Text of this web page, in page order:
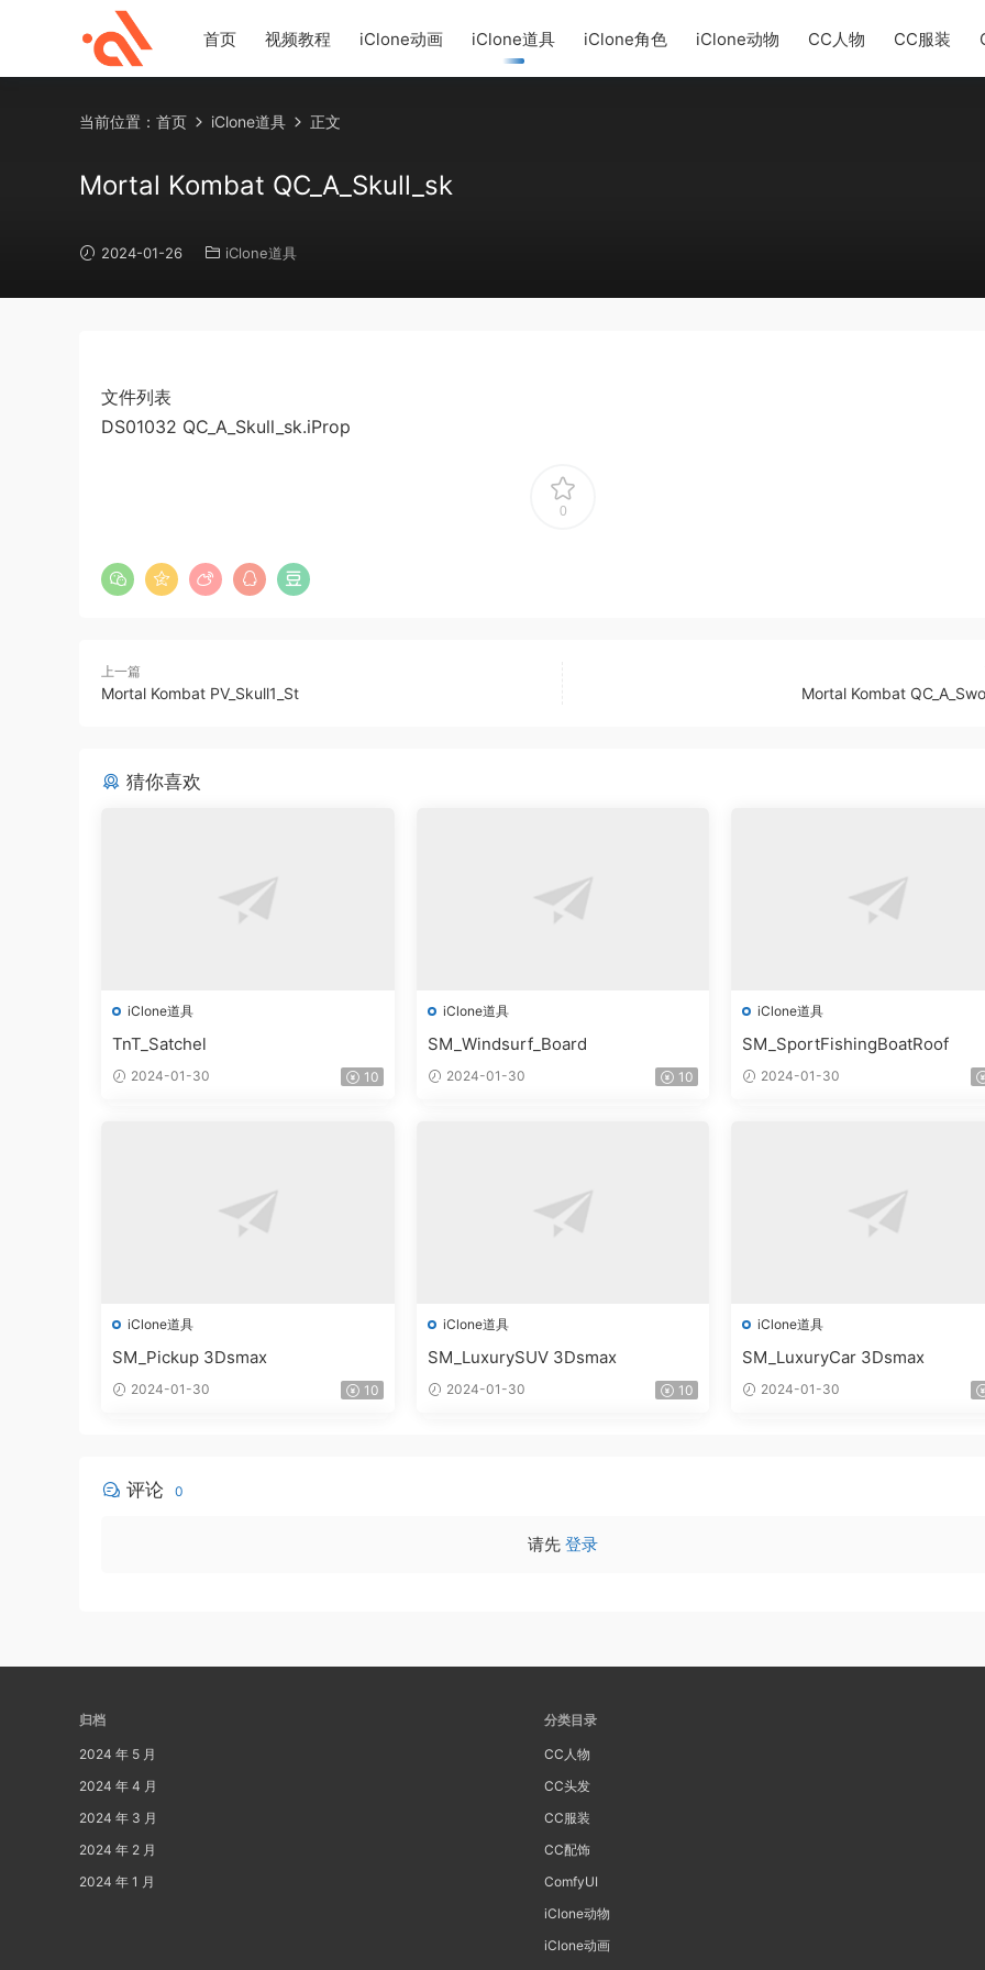
首页 视频教程 iClone动画 iClone道具 iClone角色 iClone动物 CC人物 CC服装
当前位置： 首页 iClone道具 正文
Mortal Kombat QC_A_Skull_sk
2024-01-26 iClone道具
文件列表
DS01032 QC_A_Skull_sk.iProp
0
上一篇
Mortal Kombat PV_Skull1_St Mortal Kombat
猜你喜欢
iClone道具
TnT_Satchel
2024-01-30 10
iClone道具
SM_Windsurf_Board
2024-01-30 10
iClone道具
SM_SportFishingBoatRoof
2024-01-30
iClone道具
SM_Pickup 3Dsmax
2024-01-30 10
iClone道具
SM_LuxurySUV 3Dsmax
2024-01-30 10
iClone道具
SM_LuxuryCar 3Dsmax
2024-01-30
评论 0
请先 登录
归档
2024 年 5 月
2024 年 4 月
2024 年 3 月
2024 年 2 月
2024 年 1 月
分类目录
CC人物
CC头发
CC服装
CC配饰
ComfyUI
iClone动物
iClone动画